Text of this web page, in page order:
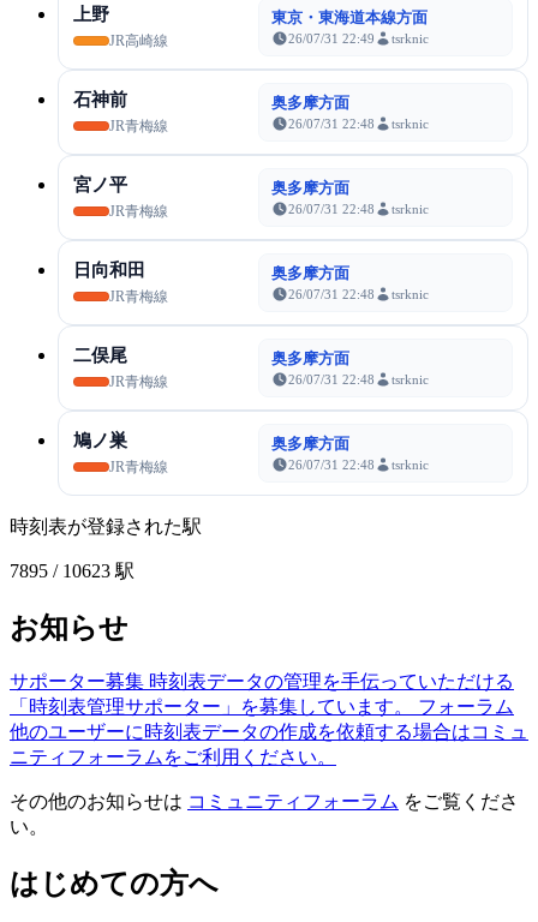
上野
JR高崎線
東京・東海道本線方面
26/07/31 22:49 tsrknic
石神前
JR青梅線
奥多摩方面
26/07/31 22:48 tsrknic
宮ノ平
JR青梅線
奥多摩方面
26/07/31 22:48 tsrknic
日向和田
JR青梅線
奥多摩方面
26/07/31 22:48 tsrknic
二俣尾
JR青梅線
奥多摩方面
26/07/31 22:48 tsrknic
鳩ノ巣
JR青梅線
奥多摩方面
26/07/31 22:48 tsrknic
時刻表が登録された駅
7895 / 10623 駅
お知らせ
サポーター募集 時刻表データの管理を手伝っていただける
「時刻表管理サポーター」を募集しています。
フォーラム
他のユーザーに時刻表データの作成を依頼する場合はコミュ
ニティフォーラムをご利用ください。
その他のお知らせは コミュニティフォーラム をご覧くださ
い。
はじめての方へ